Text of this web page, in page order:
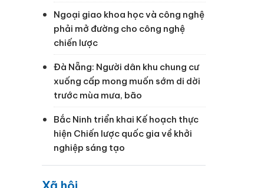
Ngoại giao khoa học và công nghệ
phải mở đường cho công nghệ
chiến lược
Đà Nẵng: Người dân khu chung cư
xuống cấp mong muốn sớm di dời
trước mùa mưa, bão
Bắc Ninh triển khai Kế hoạch thực
hiện Chiến lược quốc gia về khởi
nghiệp sáng tạo